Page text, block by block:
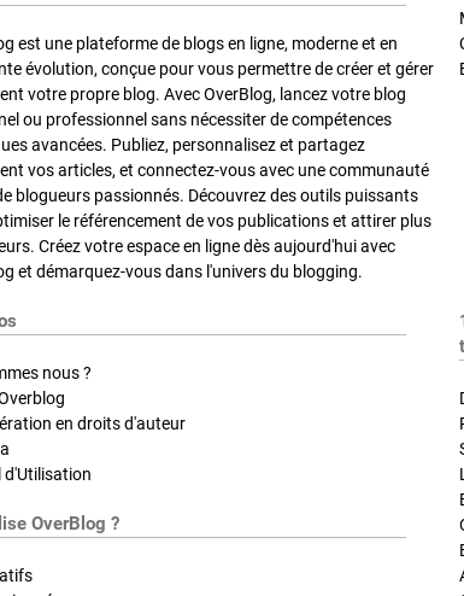
est une plateforme de blogs en ligne, moderne et en
évolution, conçue pour vous permettre de créer et gérer
votre propre blog. Avec OverBlog, lancez votre blog
ou professionnel sans nécessiter de compétences
avancées. Publiez, personnalisez et partagez
vos articles, et connectez-vous avec une communauté
blogueurs passionnés. Découvrez des outils puissants
le référencement de vos publications et attirer plus
Créez votre espace en ligne dès aujourd'hui avec
et démarquez-vous dans l'univers du blogging.
nous ?
en droits d'auteur
d'Utilisation
OverBlog ?